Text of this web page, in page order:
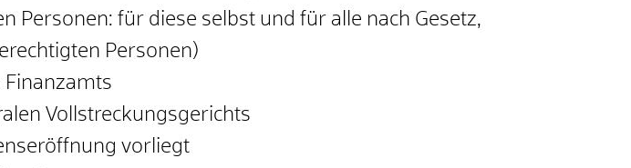
Personen: für diese selbst und für alle nach Gesetz,
Personen)
Finanzamts
Vollstreckungsgerichts
vorliegt